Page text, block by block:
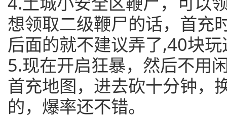
想领取二级鞭尸的话，首充
后面的就不建议弄了,40块
5.现在开启狂暴，然后不用
首充地图，进去砍十分钟，
的，爆率还不错。